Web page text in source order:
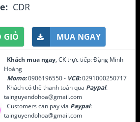
CDR
GIỎ MUA NGAY
Khách mua ngay, CK trực tiếp: Đặng Minh
Hoàng
Momo:0906196550 - VCB:0291000250717
Khách có thể thanh toán qua Paypal:
tainguyendohoa@gmail.com
Customers can pay via Paypal:
tainguyendohoa@gmail.com